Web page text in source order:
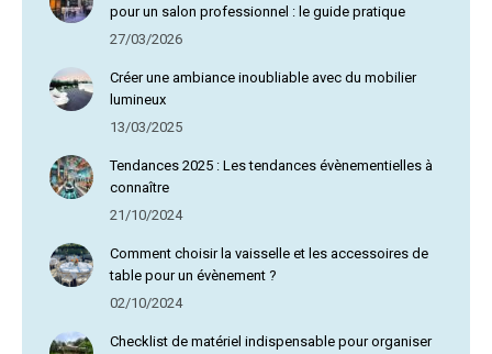
pour un salon professionnel : le guide pratique
27/03/2026
Créer une ambiance inoubliable avec du mobilier
lumineux
13/03/2025
Tendances 2025 : Les tendances évènementielles à
connaître
21/10/2024
Comment choisir la vaisselle et les accessoires de
table pour un évènement ?
02/10/2024
Checklist de matériel indispensable pour organiser